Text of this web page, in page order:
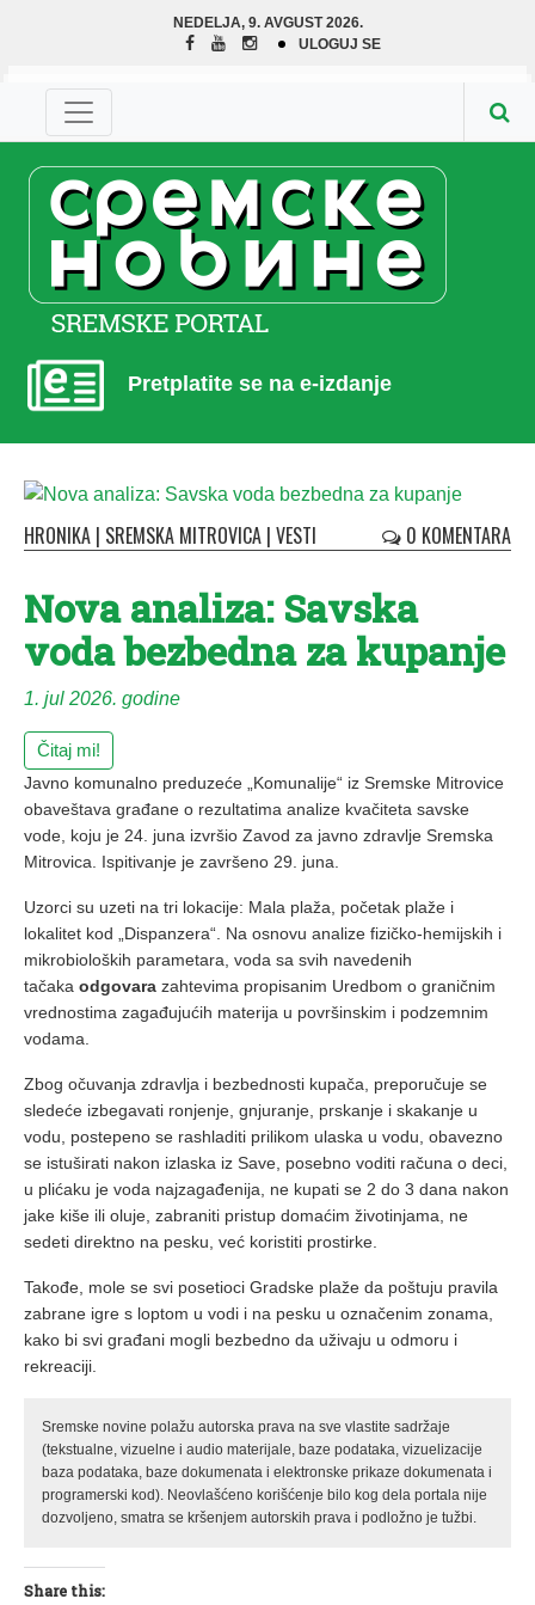
NEDELJA, 9. AVGUST 2026.
ULOGUJ SE
Pretplatite se na e-izdanje
HRONIKA | SREMSKA MITROVICA | VESTI 0 KOMENTARA
Nova analiza: Savska
voda bezbedna za kupanje
1. jul 2026. godine
Čitaj mi!
Javno komunalno preduzeće „Komunalije“ iz Sremske Mitrovice
obaveštava građane o rezultatima analize kvačiteta savske
vode, koju je 24. juna izvršio Zavod za javno zdravlje Sremska
Mitrovica. Ispitivanje je završeno 29. juna.
Uzorci su uzeti na tri lokacije: Mala plaža, početak plaže i
lokalitet kod „Dispanzera“. Na osnovu analize fizičko-hemijskih i
mikrobioloških parametara, voda sa svih navedenih
tačaka odgovara zahtevima propisanim Uredbom o graničnim
vrednostima zagađujućih materija u površinskim i podzemnim
vodama.
Zbog očuvanja zdravlja i bezbednosti kupača, preporučuje se
sledeće izbegavati ronjenje, gnjuranje, prskanje i skakanje u
vodu, postepeno se rashladiti prilikom ulaska u vodu, obavezno
se istuširati nakon izlaska iz Save, posebno voditi računa o deci,
u plićaku je voda najzagađenija, ne kupati se 2 do 3 dana nakon
jake kiše ili oluje, zabraniti pristup domaćim životinjama, ne
sedeti direktno na pesku, već koristiti prostirke.
Takođe, mole se svi posetioci Gradske plaže da poštuju pravila
zabrane igre s loptom u vodi i na pesku u označenim zonama,
kako bi svi građani mogli bezbedno da uživaju u odmoru i
rekreaciji.
Sremske novine polažu autorska prava na sve vlastite sadržaje
(tekstualne, vizuelne i audio materijale, baze podataka, vizuelizacije
baza podataka, baze dokumenata i elektronske prikaze dokumenata i
programerski kod). Neovlašćeno korišćenje bilo kog dela portala nije
dozvoljeno, smatra se kršenjem autorskih prava i podložno je tužbi.
Share this: